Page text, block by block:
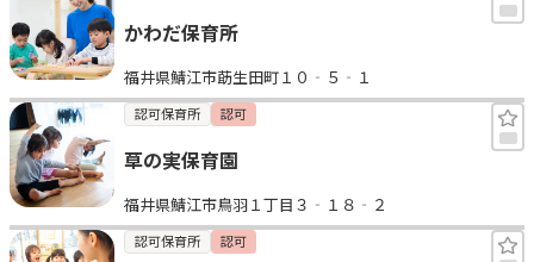
かわだ保育所
福井県鯖江市莇生田町１０‐５‐１
認可保育所 認可
草の実保育園
福井県鯖江市鳥羽１丁目３‐１８‐２
認可保育所 認可